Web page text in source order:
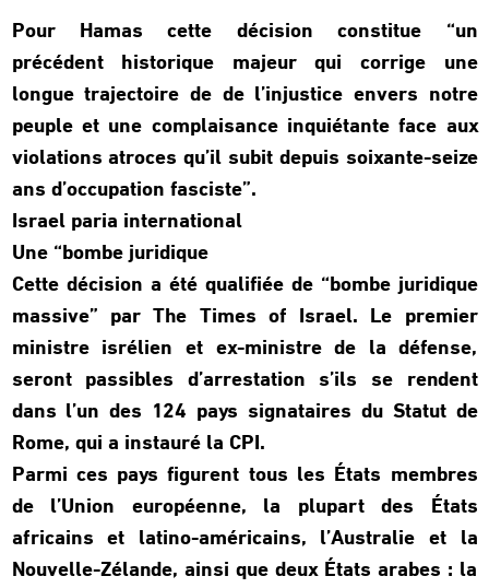
Pour Hamas cette décision constitue “un
précédent historique majeur qui corrige une
longue trajectoire de de l’injustice envers notre
peuple et une complaisance inquiétante face aux
violations atroces qu’il subit depuis soixante-seize
ans d’occupation fasciste”.
Israel paria international
Une “bombe juridique
Cette décision a été qualifiée de “bombe juridique
massive” par The Times of Israel. Le premier
ministre isrélien et ex-ministre de la défense,
seront passibles d’arrestation s’ils se rendent
dans l’un des 124 pays signataires du Statut de
Rome, qui a instauré la CPI.
Parmi ces pays figurent tous les États membres
de l’Union européenne, la plupart des États
africains et latino-américains, l’Australie et la
Nouvelle-Zélande, ainsi que deux États arabes : la